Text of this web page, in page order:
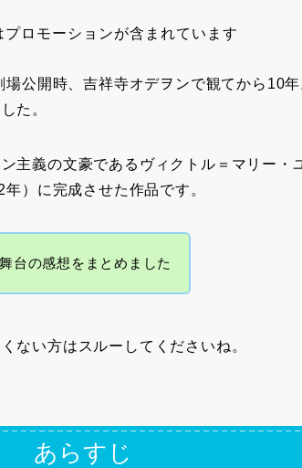
プロモーションが含まれています
公開時、吉祥寺オデヲンで観てから10
た。
主義の文豪であるヴィクトル＝マリー・
）に完成させた作品です。
台の感想をまとめました
ない方はスルーしてくださいね。
あらすじ